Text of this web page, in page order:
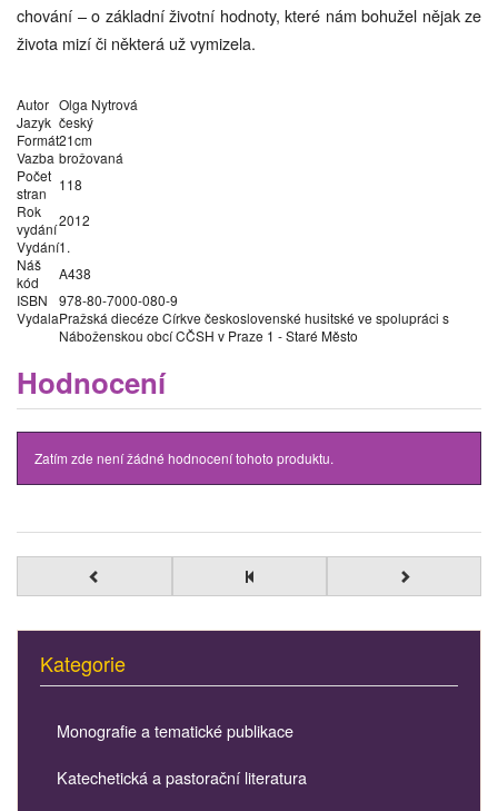
chování – o základní životní hodnoty, které nám bohužel nějak ze
života mizí či některá už vymizela.
Autor Olga Nytrová
Jazyk český
Formát21cm
Vazba brožovaná
Počet
stran
118
Rok
vydání2012
Vydání1.
Náš
kód
A438
ISBN
978-80-7000-080-9
VydalaPražská diecéze Církve československé husitské ve spolupráci s
Náboženskou obcí CČSH v Praze 1 - Staré Město
Hodnocení
Zatím zde není žádné hodnocení tohoto produktu.
Kategorie
Monografie a tematické publikace
Katechetická a pastorační literatura